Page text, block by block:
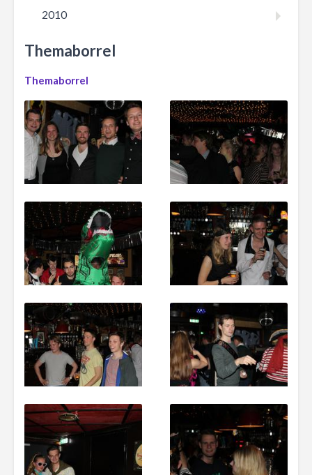
2010
Themaborrel
Themaborrel